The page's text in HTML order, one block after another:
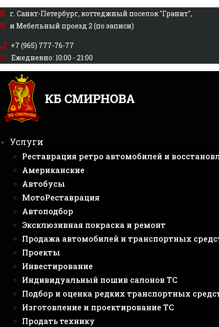
Перейти
к
г. Санкт-Петербург, коттеджный поселок "Гранит",
и Мебельный проезд 2 (по записи)
+7 (965) 777-76-77
Ежедневно: 10:00 - 21:00
Услуги
Реставрация ретро автомобилей и
Американские
Автобусы
МотоРеставрация
Автоподбор
Эксклюзивная покраска и ремонт
Продажа автомобилей и транспортных
Проекты
Инвестирование
Индивидуальный пошив салонов ТС
Подбор и оценка редких транспортных
Изготовление и проектирование ТС
Продать технику